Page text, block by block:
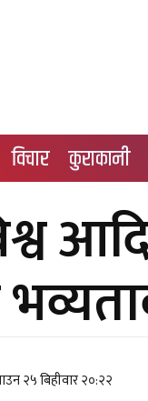
विचार कुराकानी
२५ बिहीवार २०:२२